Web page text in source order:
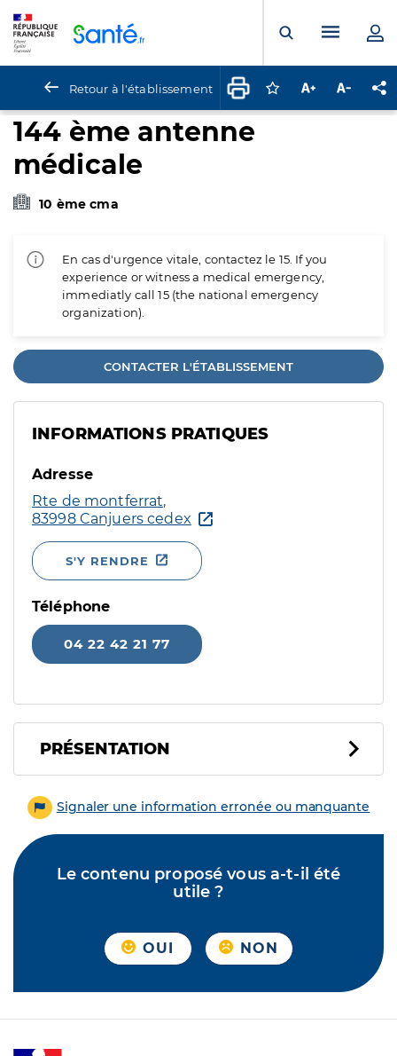
Ouvrir laMenu
Retour à l'établissement Connectez-vous
Augmenter la
144 ème antenne
médicale
10 ème cma
En cas d'urgence vitale, contactez le 15. If you
experience or witness a medical emergency,
immediatly call 15 (the national emergency
organization).
CONTACTER L'ÉTABLISSEMENT
INFORMATIONS PRATIQUES
Adresse
Rte de montferrat,
83998 Canjuers cedex
S'Y RENDRE
Téléphone
04 22 42 21 77
PRÉSENTATION
Signaler une information erronée ou manquante
Le contenu proposé vous a-t-il été
utile ?
OUI NON